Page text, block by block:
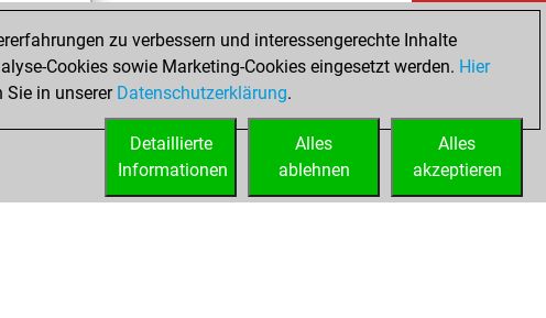
zu verbessern und interessengerechte Inhalte
Cookies sowie Marketing-Cookies eingesetzt werden. Hier
Sie in unserer Datenschutzerklärung.
Alles
akzeptieren
Alles
ablehnen
Detaillierte
Informationen